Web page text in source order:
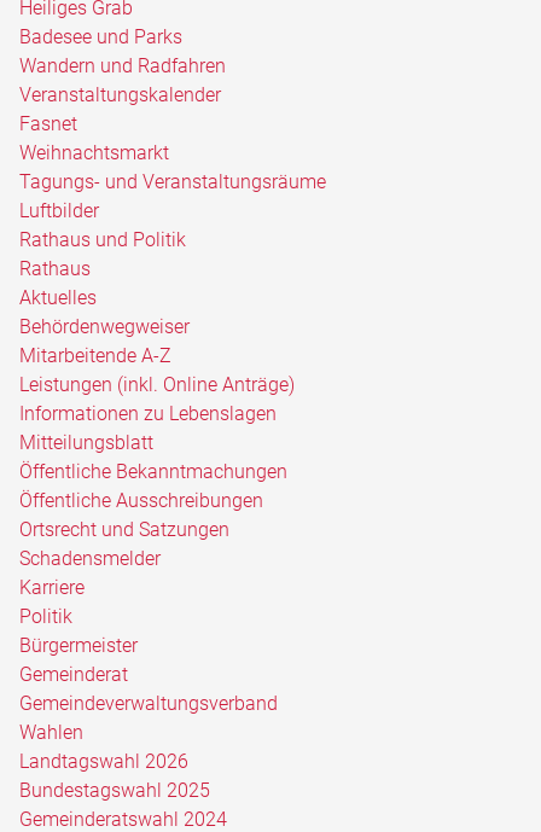
Heiliges Grab
Badesee und Parks
Wandern und Radfahren
Veranstaltungskalender
Fasnet
Weihnachtsmarkt
Tagungs- und Veranstaltungsräume
Luftbilder
Rathaus und Politik
Rathaus
Aktuelles
Behördenwegweiser
Mitarbeitende A-Z
Leistungen (inkl. Online Anträge)
Informationen zu Lebenslagen
Mitteilungsblatt
Öffentliche Bekanntmachungen
Öffentliche Ausschreibungen
Ortsrecht und Satzungen
Schadensmelder
Karriere
Politik
Bürgermeister
Gemeinderat
Gemeindeverwaltungsverband
Wahlen
Landtagswahl 2026
Bundestagswahl 2025
Gemeinderatswahl 2024